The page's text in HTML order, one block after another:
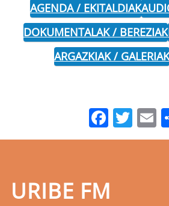
AGENDA / EKITALDIAK
DOKUMENTALAK / BEREZIAK
ARGAZKIAK / GALERIAK
URIBE FM